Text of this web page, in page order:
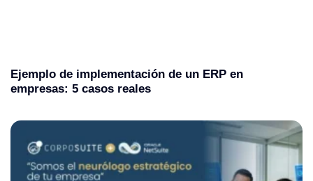
Ejemplo de implementación de un ERP en
empresas: 5 casos reales